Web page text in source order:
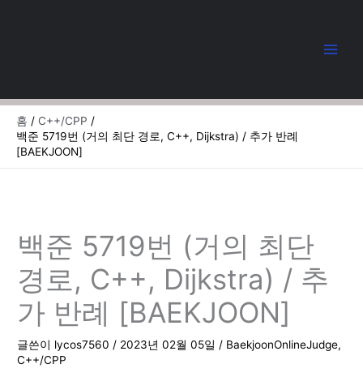
너
홈
C++/CPP
백준 5719번 (거의 최단 경로, C++, Dijkstra) / 추가 반례
[BAEKJOON]
백준 5719번 (거의 최단
경로, C++, Dijkstra) / 추
가 반례 [BAEKJOON]
글쓴이 lycos7560/ 2023년 02월 05일/ BaekjoonOnlineJudge,
C++/CPP